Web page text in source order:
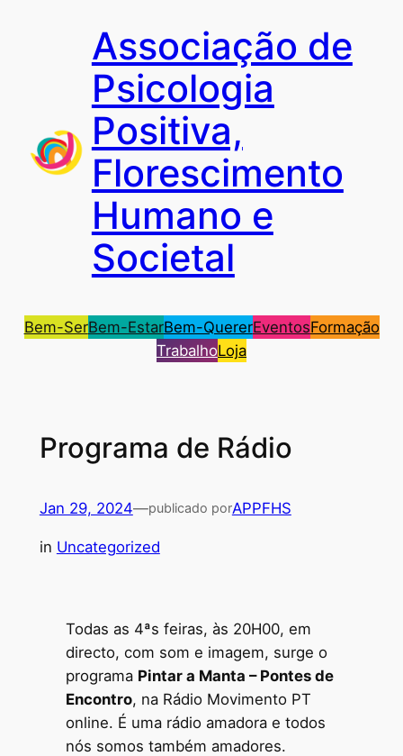
Associação de
Psicologia
Positiva,
Florescimento
Humano e
Societal
Bem-SerBem-EstarBem-QuererEventosFormação
TrabalhoLoja
Programa de Rádio
Jan 29, 2024—publicado porAPPFHS
in Uncategorized
Todas as 4ªs feiras, às 20H00, em
directo, com som e imagem, surge o
programa Pintar a Manta – Pontes de
Encontro, na Rádio Movimento PT
online. É uma rádio amadora e todos
nós somos também amadores.